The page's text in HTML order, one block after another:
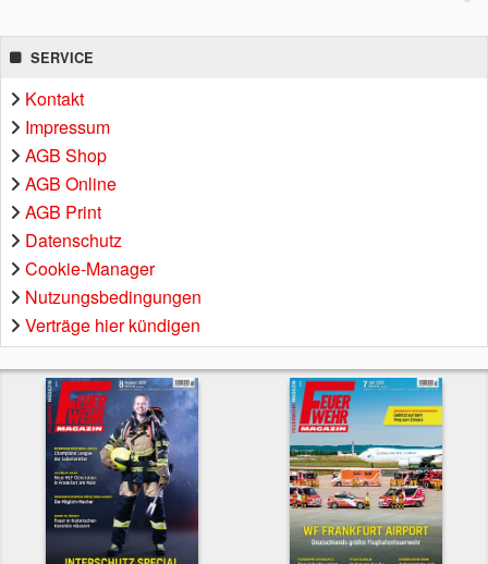
SERVICE
Kontakt
Impressum
AGB Shop
AGB Online
AGB Print
Datenschutz
Cookie-Manager
Nutzungsbedingungen
Verträge hier kündigen